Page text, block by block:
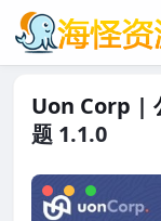
Uon Corp |
题 1.1.0